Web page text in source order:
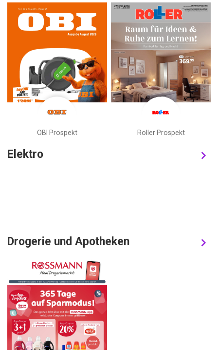
OBI Prospekt Roller Prospekt
Elektro
Drogerie und Apotheken